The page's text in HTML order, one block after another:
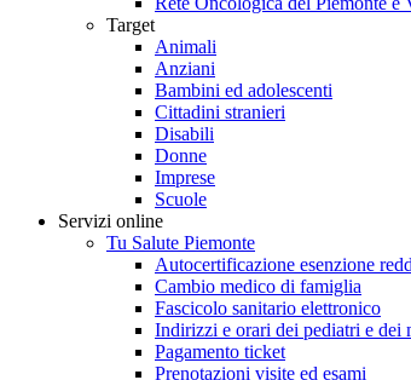
Target
Animali
Anziani
Bambini ed adolescenti
Cittadini stranieri
Disabili
Donne
Imprese
Scuole
Servizi online
Tu Salute Piemonte
Autocertificazione esenzione
Cambio medico di famiglia
Fascicolo sanitario elettronico
Indirizzi e orari dei pediatri e dei
Pagamento ticket
Prenotazioni visite ed esami